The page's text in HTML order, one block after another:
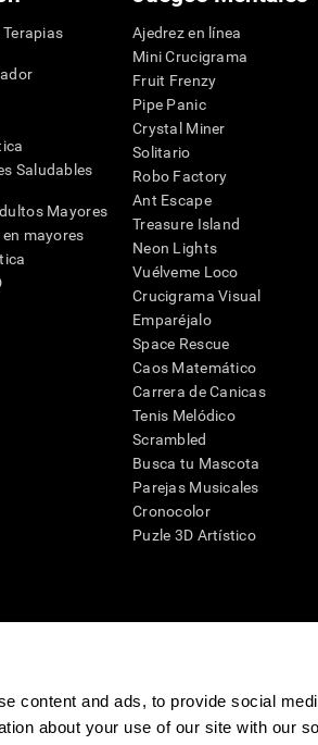
content and ads, to provide social
about your use of our site with our
Saludables
Mayores
mayores
Ajedrez en línea
Mini Crucigrama
Fruit Frenzy
Pipe Panic
Crystal Miner
Solitario
Robo Factory
Ant Escape
Treasure Island
Neon Lights
Vuélveme Loco
Crucigrama Visual
Emparéjalo
Space Rescue
Caos Matemático
Carrera de Canicas
Tenis Melódico
Scrambled
Busca tu Mascota
Parejas Musicales
Cronocolor
Puzle 3D Artístico
y deterioro cognitivo con el fin de ofrecer a un
de la salud cualificado), se pueden utilizar
CogniFit no ofrece directamente un diagnóstico
cuenta una amplia gama de posibles factores. De
para estudios de investigación en cualquier
al procedimiento dictado por el centro de